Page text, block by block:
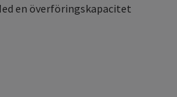
en överföringskapacitet